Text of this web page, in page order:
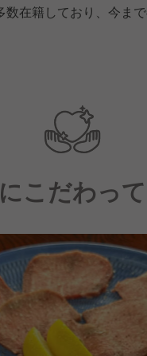
在籍しており、今ま
こだわっ